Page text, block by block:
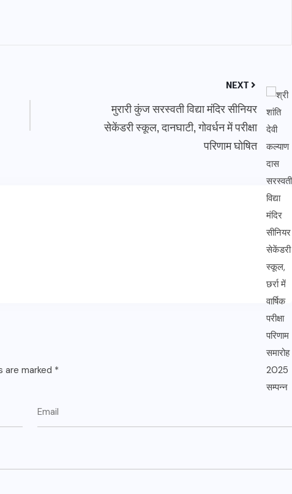
NEXT
मुरारी कुंज सरस्वती विद्या मंदिर सीनियर
सेकेंडरी स्कूल, दानघाटी, गोवर्धन में परीक्षा
परिणाम घोषित
are marked *